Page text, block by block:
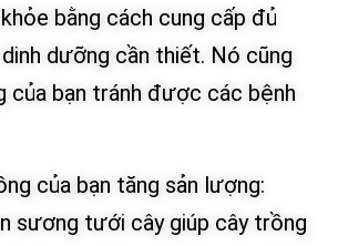
bằng cách cung cấp đủ
dưỡng cần thiết. Nó cũng
của bạn tránh được các bệnh
của bạn tăng sản lượng:
sương tưới cây giúp cây trồng